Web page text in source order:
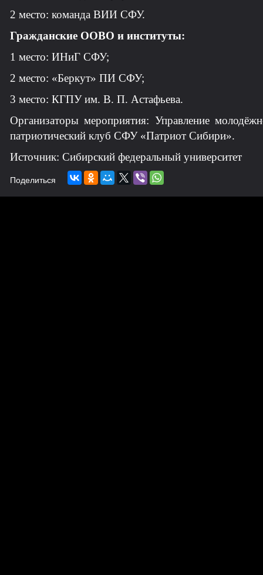
2 место: команда ВИИ СФУ.
Гражданские ООВО и институты:
1 место: ИНиГ СФУ;
2 место: «Беркут» ПИ СФУ;
3 место: КГПУ им. В. П. Астафьева.
Организаторы мероприятия: Управление
патриотический клуб СФУ «Патриот Сибири».
Источник: Сибирский федеральный университет
Поделиться